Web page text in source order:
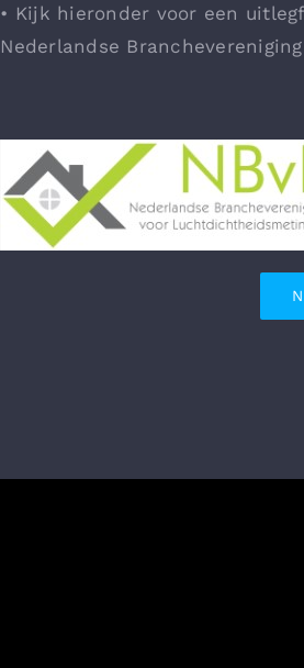
• Kijk hieronder voor een
Nederlandse